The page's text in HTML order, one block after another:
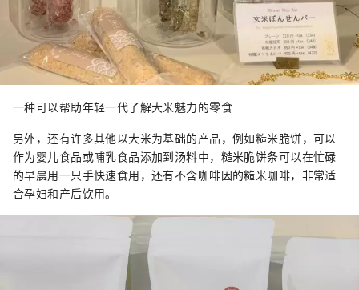
一种可以帮助年轻一代了解大米魅力的零食
另外，还有许多其他以大米为基础的产品，例如糙米脆饼，可以
作为婴儿食品或哺乳食品添加到汤料中，糙米脆饼条可以在忙碌
的早晨用一只手快速食用，还有不含咖啡因的糙米咖啡，非常适
合孕妇和产后饮用。